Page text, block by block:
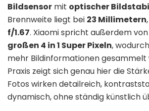
Bildsensor mit optischer
Brennweite liegt bei 23 Millimetern
f/1.67. Xiaomi spricht außerdem von
großen 4 in 1 Super Pixeln,
mehr Bildinformationen gesammelt
Praxis zeigt sich genau hier die
Fotos wirken detailreich,
dynamisch, ohne ständig künstlich